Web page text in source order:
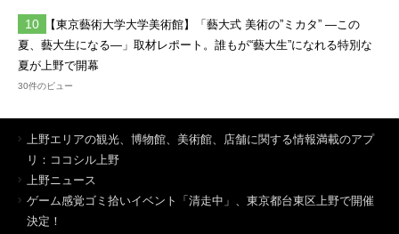
【東京藝術大学大学美術館】「藝大式 美術の”ミカタ” ―この
夏、藝大生になる―」取材レポート。誰もが“藝大生”になれる特別な
夏が上野で開幕
30件のビュー
上野エリアの観光、博物館、美術館、店舗に関する情報満載のアプ
リ：ココシル上野
上野ニュース
ゲーム感覚ゴミ拾いイベント「清走中」、東京都台東区上野で開催
決定！